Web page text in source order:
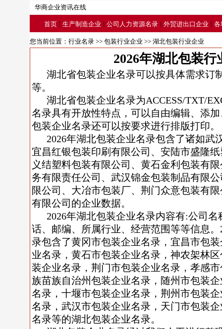
华商企业资讯在线
首页 | 生产制造企业 | 公司人力资源名录 | 外贸进出口企业 | 各
您当前位置： 行业名录 >> 包装行业企业 >> 湖北包装行业企业
2026年湖北包装行
湖北省包装企业名录可以按具体需求订
等。
湖北省包装企业名录为ACCESS/TXT/
名录具有开放性特点，可以自由编辑、添
包装企业名录还可以按要求进行排版打印。
2026年湖北包装企业名录包含了诸如武
宜昌红银包装印刷有限公司、安陆市盛隆
义结塑料包装有限公司、黄石金利包装有
务有限责任公司、武汉锦金包装制品有限
限公司、大冶市包装厂、荆门众意包装有
有限公司的企业数据。
2026年湖北包装企业名录内容有:公司
话、邮编、所属行业、经营范围等等信息
录包含了黄冈市包装企业名录，宜昌市包
业名录，黄石市包装企业名录，神农架林
装企业名录，荆门市包装企业名录，孝感
族苗族自治州包装企业名录，随州市包装
名录，十堰市包装企业名录，荆州市包装
名录，武汉市包装企业名录，天门市包装
名录等的湖北包装企业名录。